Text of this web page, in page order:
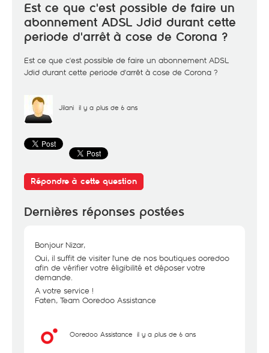
Est ce que c'est possible de faire un
abonnement ADSL Jdid durant cette
periode d'arrêt à cose de Corona ?
Est ce que c'est possible de faire un abonnement ADSL
Jdid durant cette periode d'arrêt à cose de Corona ?
Jilani il y a plus de 6 ans
Répondre à cette question
Dernières réponses postées
Bonjour Nizar,
Oui, il suffit de visiter l'une de nos boutiques ooredoo
afin de vérifier votre éligibilité et déposer votre
demande.
A votre service !
Faten, Team Ooredoo Assistance
Ooredoo Assistance il y a plus de 6 ans